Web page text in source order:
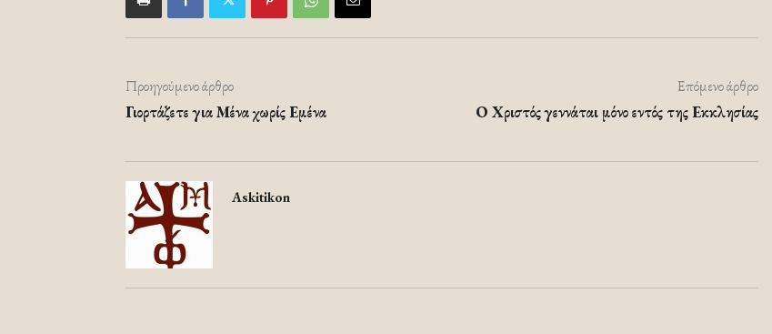
Προηγούμενο άρθρο
Γιορτάζετε για Μένα χωρίς Εμένα
Επόμενο άρθρο
Ο Χριστός γεννάται μόνο εντός της Εκκλησίας
Askitikon